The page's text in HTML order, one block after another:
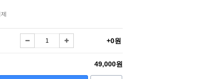
+0원
49,000원